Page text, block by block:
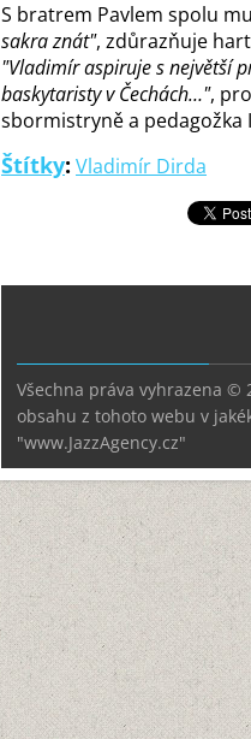
S bratrem Pavlem spolu
sakra znát", zdůrazňuje
"Vladimír aspiruje s největší
baskytaristy v Čechách…",
sbormistryně a pedagožka
Štítky: Vladimír Dirda
Všechna práva vyhrazena
obsahu z tohoto webu v
"www.JazzAgency.cz"